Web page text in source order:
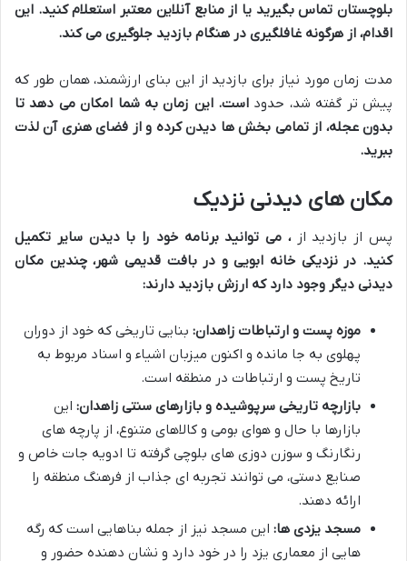
بلوچستان تماس بگیرید یا از منابع آنلاین معتبر استعلام کنید. این
اقدام، از هرگونه غافلگیری در هنگام بازدید جلوگیری می کند.
مدت زمان مورد نیاز برای بازدید از این بنای ارزشمند، همان طور که
پیش تر گفته شد، حدود است. این زمان به شما امکان می دهد تا
بدون عجله، از تمامی بخش ها دیدن کرده و از فضای هنری آن لذت
ببرید.
مکان های دیدنی نزدیک
پس از بازدید از، می توانید برنامه خود را با دیدن سایر تکمیل
کنید. در نزدیکی خانه ابویی و در بافت قدیمی شهر، چندین مکان
دیدنی دیگر وجود دارد که ارزش بازدید دارند:
موزه پست و ارتباطات زاهدان: بنایی تاریخی که خود از دوران
پهلوی به جا مانده و اکنون میزبان اشیاء و اسناد مربوط به
تاریخ پست و ارتباطات در منطقه است.
بازارچه تاریخی سرپوشیده و بازارهای سنتی زاهدان: این
بازارها با حال و هوای بومی و کالاهای متنوع، از پارچه های
رنگارنگ و سوزن دوزی های بلوچی گرفته تا ادویه جات خاص و
صنایع دستی، می توانند تجربه ای جذاب از فرهنگ منطقه را
ارائه دهند.
مسجد یزدی ها: این مسجد نیز از جمله بناهایی است که رگه
هایی از معماری یزد را در خود دارد و نشان دهنده حضور و